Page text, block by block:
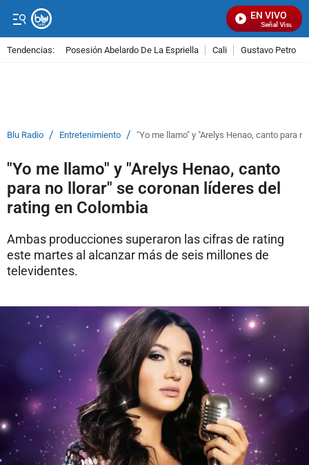
EN VIVO
Señal Visual
Tendencias: Posesión Abelardo De La Espriella Cali Gustavo Petro
Blu Radio / Entretenimiento / "Yo me llamo" y "Arelys Henao, canto para
"Yo me llamo" y "Arelys Henao, canto
para no llorar" se coronan líderes del
rating en Colombia
Ambas producciones superaron las cifras de rating
este martes al alcanzar más de seis millones de
televidentes.